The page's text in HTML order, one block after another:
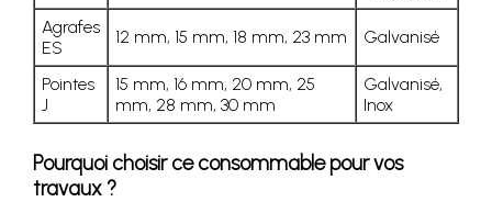
Agrafes
ES
12 mm, 15 mm, 18 mm, 23 mm Galvanisé
Pointes
J
15 mm, 16 mm, 20 mm, 25
mm, 28 mm, 30 mm
Galvanisé,
Inox
Pourquoi choisir ce consommable pour vos
travaux ?